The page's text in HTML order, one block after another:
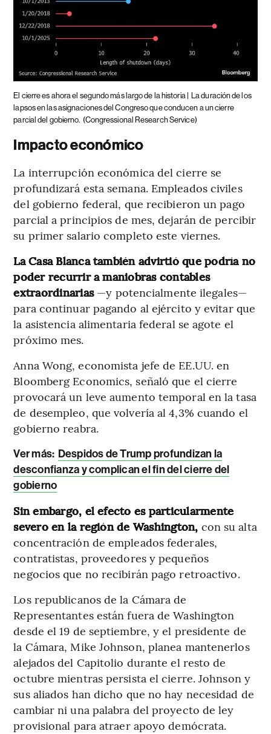
El cierre es ahora el segundo más largo de la historia |
La duración de los
lapsos en las asignaciones del Congreso que conducen a un cierre
parcial del gobierno. (Congressional Research Service)
Impacto económico
La interrupción económica del cierre se
profundizará esta semana. Empleados civiles
del gobierno federal, que recibieron un pago
parcial a principios de mes, dejarán de percibir
su primer salario completo este viernes.
La Casa Blanca también advirtió que podría no
poder recurrir a maniobras contables
extraordinarias —y potencialmente ilegales—
para continuar pagando al ejército y evitar que
la asistencia alimentaria federal se agote el
próximo mes.
Anna Wong, economista jefe de EE.UU. en
Bloomberg Economics, señaló que el cierre
provocará un leve aumento temporal en la tasa
de desempleo, que volvería al 4,3% cuando el
gobierno reabra.
Ver más: Despidos de Trump profundizan la
desconfianza y complican el fin del cierre del
gobierno
Sin embargo, el efecto es particularmente
severo en la región de Washington, con su alta
concentración de empleados federales,
contratistas, proveedores y pequeños
negocios que no recibirán pago retroactivo.
Los republicanos de la Cámara de
Representantes están fuera de Washington
desde el 19 de septiembre, y el presidente de
la Cámara, Mike Johnson, planea mantenerlos
alejados del Capitolio durante el resto de
octubre mientras persista el cierre. Johnson y
sus aliados han dicho que no hay necesidad de
cambiar ni una palabra del proyecto de ley
provisional para atraer apoyo demócrata.